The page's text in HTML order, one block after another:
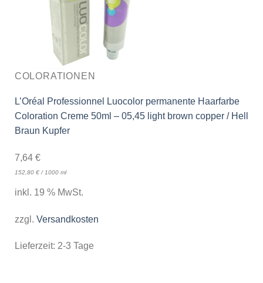
COLORATIONEN
L’Oréal Professionnel Luocolor permanente Haarfarbe
Coloration Creme 50ml – 05,45 light brown copper / Hell
Braun Kupfer
7,64 €
152,80 €/ 1000 ml
inkl. 19 % MwSt.
zzgl. Versandkosten
Lieferzeit: 2-3 Tage